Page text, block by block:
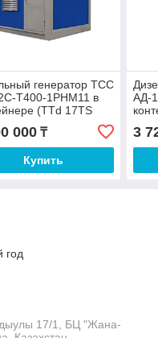
генератор ТСС
Т400-1РНМ11 в
(TTd 17TS
000₸
Купить
АД-
3
год
17/1, БЦ "Жана-